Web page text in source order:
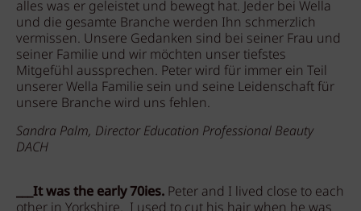
alles was er geleistet und bewegt hat. Jeder bei Wella
und die gesamte Branche werden Ihn schmerzlich
vermissen. Unsere Gedanken sind bei seiner Frau und
seiner Familie und wir möchten unser tiefstes
Mitgefühl aussprechen. Peter wird für immer ein Teil
unserer Wella Familie sein und seine Leidenschaft für
unsere Branche wird uns fehlen.
Sandra Palm, Director Education Professional Beauty
DACH
___It was the early 70ies. Peter and I lived close to each